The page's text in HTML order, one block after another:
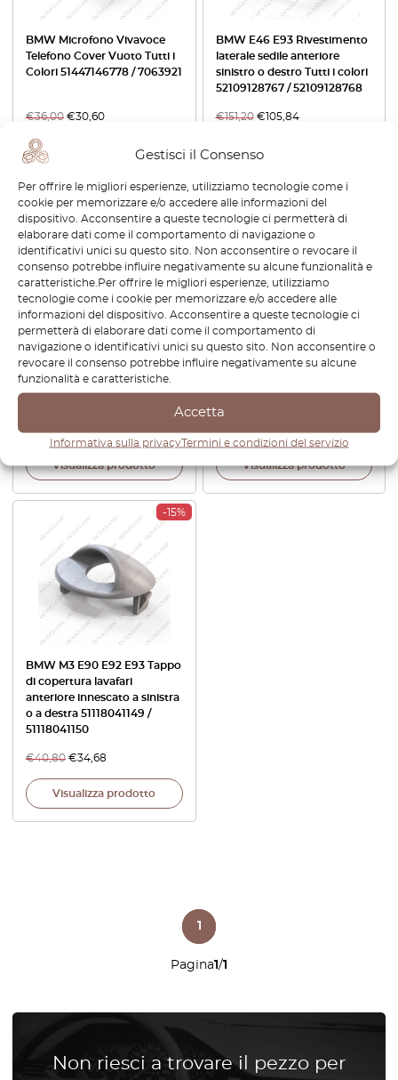
Gestisci il Consenso
Per offrire le migliori esperienze, utilizziamo tecnologie come i
cookie per memorizzare e/o accedere alle informazioni del
dispositivo. Acconsentire a queste tecnologie ci permetterà di
elaborare dati come il comportamento di navigazione o
identificativi unici su questo sito. Non acconsentire o revocare il
consenso potrebbe influire negativamente su alcune funzionalità e
caratteristiche.Per offrire le migliori esperienze, utilizziamo
tecnologie come i cookie per memorizzare e/o accedere alle
informazioni del dispositivo. Acconsentire a queste tecnologie ci
permetterà di elaborare dati come il comportamento di
navigazione o identificativi unici su questo sito. Non acconsentire o
revocare il consenso potrebbe influire negativamente su alcune
funzionalità e caratteristiche.
Accetta
Informativa sulla privacyTermini e condizioni del servizio
BMW Microfono Vivavoce
Telefono Cover Vuoto Tutti i
Colori 51447146778 / 7063921
€36,00 €30,60
Visualizza prodotto
BMW E46 E93 Rivestimento
laterale sedile anteriore
sinistro o destro Tutti i colori
52109128767 / 52109128768
€151,20 €105,84
Visualizza prodotto
-30%
BMW E46 E93 Coprisedile
posteriore sinistro o destro
Tutti i colori 52109116567 /
Visualizza prodotto
Portabicchieri Multi-Fit BMW
E90 con inserto regolabile
Visualizza prodotto
-15%
BMW M3 E90 E92 E93 Tappo
di copertura lavafari
anteriore innescato a sinistra
o a destra 51118041149 /
51118041150
€40,80 €34,68
Visualizza prodotto
Pagina1/1
1
Non riesci a trovare il pezzo per